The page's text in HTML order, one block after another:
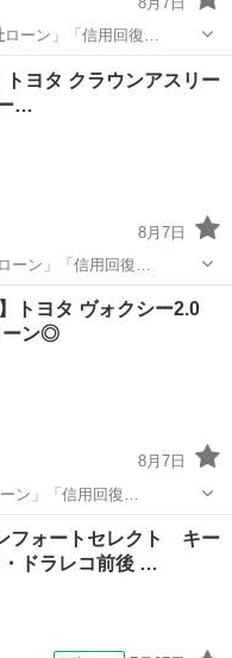
ローン」「信用回復…
ーン
トヨタ クラウンアスリー
…
8月7日
ーン」「信用回復…
トヨタ ヴォクシー2.0
ーン◎
8月7日
ン」「信用回復…
フォートセレクト キー
ドラレコ前後 …